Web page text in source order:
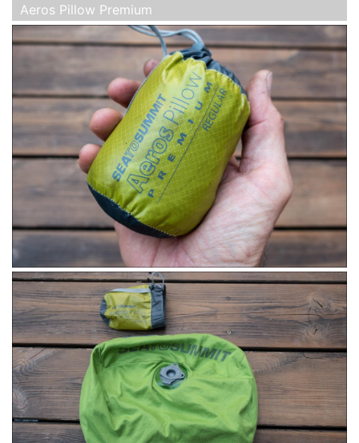
Aeros Pillow Premium